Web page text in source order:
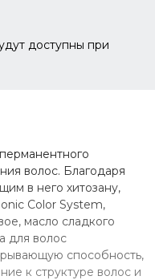
доступны при
волос. Благодаря
в него хитозану,
Color System,
масло сладкого
для волос
способность,
к структуре волос и